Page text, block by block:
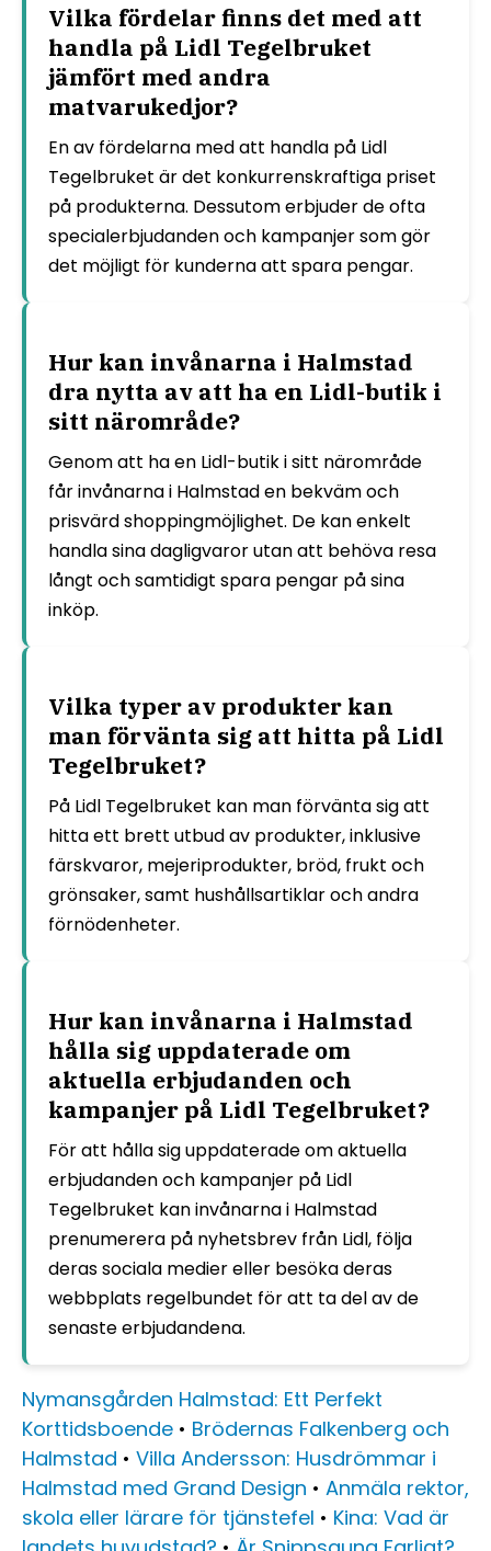
Vilka fördelar finns det med att
handla på Lidl Tegelbruket
jämfört med andra
matvarukedjor?
En av fördelarna med att handla på Lidl
Tegelbruket är det konkurrenskraftiga priset
på produkterna. Dessutom erbjuder de ofta
specialerbjudanden och kampanjer som gör
det möjligt för kunderna att spara pengar.
Hur kan invånarna i Halmstad
dra nytta av att ha en Lidl-butik i
sitt närområde?
Genom att ha en Lidl-butik i sitt närområde
får invånarna i Halmstad en bekväm och
prisvärd shoppingmöjlighet. De kan enkelt
handla sina dagligvaror utan att behöva resa
långt och samtidigt spara pengar på sina
inköp.
Vilka typer av produkter kan
man förvänta sig att hitta på Lidl
Tegelbruket?
På Lidl Tegelbruket kan man förvänta sig att
hitta ett brett utbud av produkter, inklusive
färskvaror, mejeriprodukter, bröd, frukt och
grönsaker, samt hushållsartiklar och andra
förnödenheter.
Hur kan invånarna i Halmstad
hålla sig uppdaterade om
aktuella erbjudanden och
kampanjer på Lidl Tegelbruket?
För att hålla sig uppdaterade om aktuella
erbjudanden och kampanjer på Lidl
Tegelbruket kan invånarna i Halmstad
prenumerera på nyhetsbrev från Lidl, följa
deras sociala medier eller besöka deras
webbplats regelbundet för att ta del av de
senaste erbjudandena.
Nymansgården Halmstad: Ett Perfekt
Korttidsboende • Brödernas Falkenberg och
Halmstad • Villa Andersson: Husdrömmar i
Halmstad med Grand Design • Anmäla rektor,
skola eller lärare för tjänstefel • Kina: Vad är